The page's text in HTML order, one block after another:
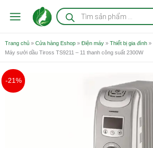
Tìm
kiếm
sản
Trang chủ » Cửa hàng Eshop » Điện máy » Thiết bị gia đình »
Máy sưởi dầu Tiross TS9211 – 11 thanh công suất 2300W
-21%
3.850.000 ₫.
Giá
hiện
tại
là: